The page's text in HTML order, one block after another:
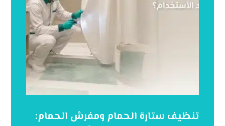
تنظيف ستارة الحمام ومفرش الحمام: